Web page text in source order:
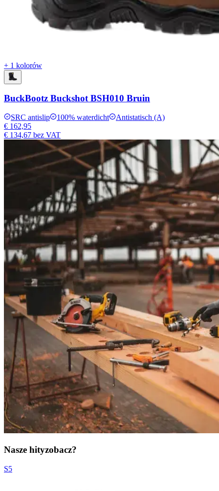
+ 1 kolorów
BuckBootz Buckshot BSH010 Bruin
SRC antislip 100% waterdicht
Antistatisch (A)
€ 162,95
€ 134,67 bez VAT
Nasze hityzobacz?
S5